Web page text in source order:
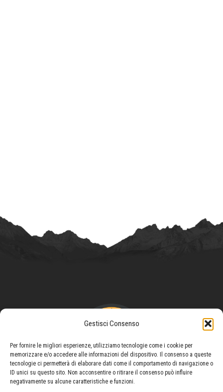
Gestisci Consenso
Per fornire le migliori esperienze, utilizziamo tecnologie come i cookie per
memorizzare e/o accedere alle informazioni del dispositivo. Il consenso a queste
tecnologie ci permetterà di elaborare dati come il comportamento di navigazione o
ID unici su questo sito. Non acconsentire o ritirare il consenso può influire
negativamente su alcune caratteristiche e funzioni.